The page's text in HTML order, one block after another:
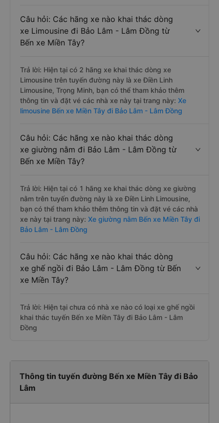
Câu hỏi: Các hãng xe nào khai thác dòng
xe Limousine đi Bảo Lâm - Lâm Đồng từ
Bến xe Miền Tây?
Trả lời: Hiện tại có 2 hãng xe khai thác dòng xe
Limousine trên tuyến đường này là xe Điền Linh
Limousine, Trọng Minh, bạn có thể tham khảo thêm
thông tin và đặt vé các nhà xe này tại trang này: Xe
limousine Bến xe Miền Tây đi Bảo Lâm - Lâm Đồng
Câu hỏi: Các hãng xe nào khai thác dòng
xe giường nằm đi Bảo Lâm - Lâm Đồng từ
Bến xe Miền Tây?
Trả lời: Hiện tại có 1 hãng xe khai thác dòng xe giường
nằm trên tuyến đường này là xe Điền Linh Limousine,
bạn có thể tham khảo thêm thông tin và đặt vé các nhà
xe này tại trang này: Xe giường nằm Bến xe Miền Tây đi
Bảo Lâm - Lâm Đồng
Câu hỏi: Các hãng xe nào khai thác dòng
xe ghế ngồi đi Bảo Lâm - Lâm Đồng từ Bến
xe Miền Tây?
Trả lời: Hiện tại chưa có nhà xe nào có loại xe ghế ngồi
khai thác tuyến Bến xe Miền Tây đi Bảo Lâm - Lâm
Đồng
Thông tin tuyến đường Bến xe Miền Tây đi Bảo
Lâm